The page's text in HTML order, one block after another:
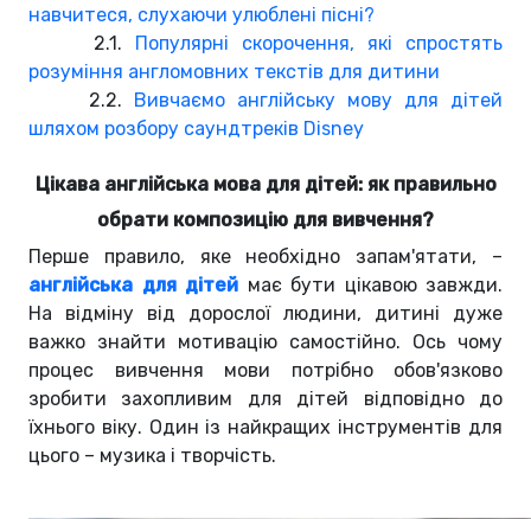
навчитеся, слухаючи улюблені пісні?
2.1.
Популярні скорочення, які спростять
розуміння англомовних текстів для дитини
2.2.
Вивчаємо англійську мову для дітей
шляхом розбору саундтреків Disney
Цікава англійська мова для дітей: як правильно
обрати композицію для вивчення?
Перше правило, яке необхідно запам'ятати, –
англійська для дітей має бути цікавою завжди.
На відміну від дорослої людини, дитині дуже
важко знайти мотивацію самостійно. Ось чому
процес вивчення мови потрібно обов'язково
зробити захопливим для дітей відповідно до
їхнього віку. Один із найкращих інструментів для
цього – музика і творчість.